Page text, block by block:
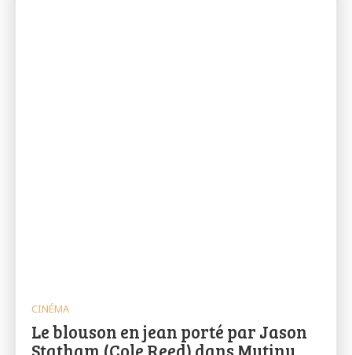
CINÉMA
Le blouson en jean porté par Jason